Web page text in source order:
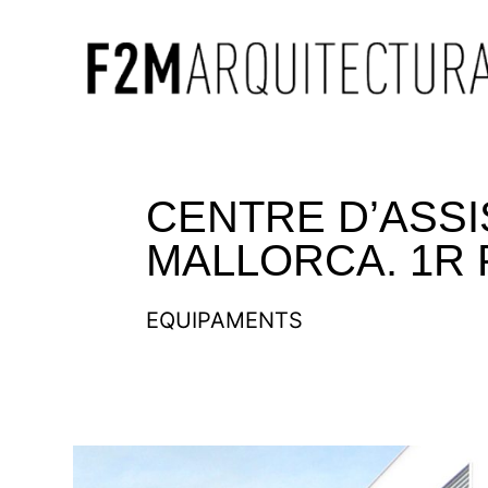
CENTRE
MALLORCA. 1R
EQUIPAMENTS